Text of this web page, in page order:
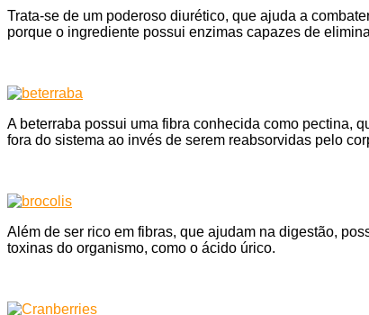
Trata-se de um poderoso diurético, que ajuda a
porque o ingrediente possui enzimas capazes de
A beterraba possui uma fibra conhecida como pectina,
fora do sistema ao invés de serem reabsorvidas pelo
Além de ser rico em fibras, que ajudam na digestão,
toxinas do organismo, como o ácido úrico.